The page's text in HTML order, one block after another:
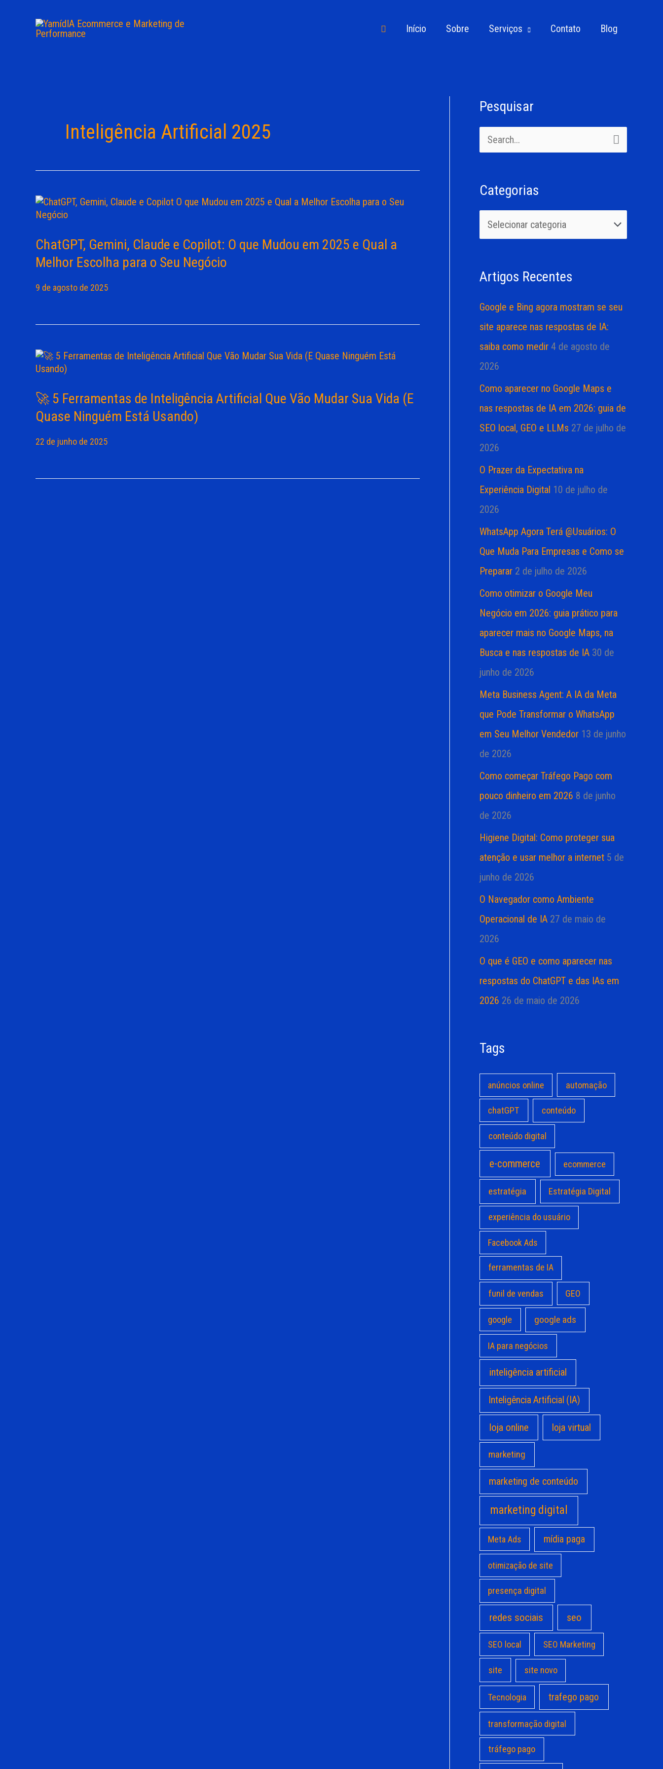
PesquisarInício Sobre Serviços Contato Blog
Inteligência Artificial 2025
ChatGPT, Gemini, Claude e Copilot: O que Mudou em 2025 e Qual a
Melhor Escolha para o Seu Negócio
9 de agosto de 2025
🚀 5 Ferramentas de Inteligência Artificial Que Vão Mudar Sua Vida (E
Quase Ninguém Está Usando)
22 de junho de 2025
Pesquisar
s
i
a
r
r
Categorias
C
a
g
sArtigos Recentes
Google e Bing agora mostram se seu
site aparece nas respostas de IA:
saiba como medir 4 de agosto de
2026
Como aparecer no Google Maps e
nas respostas de IA em 2026: guia de
SEO local, GEO e LLMs 27 de julho de
2026
O Prazer da Expectativa na
Experiência Digital 10 de julho de
2026
WhatsApp Agora Terá @Usuários: O
Que Muda Para Empresas e Como se
Preparar 2 de julho de 2026
Como otimizar o Google Meu
Negócio em 2026: guia prático para
aparecer mais no Google Maps, na
Busca e nas respostas de IA 30 de
junho de 2026
Meta Business Agent: A IA da Meta
que Pode Transformar o WhatsApp
em Seu Melhor Vendedor 13 de junho
de 2026
Como começar Tráfego Pago com
pouco dinheiro em 2026 8 de junho
de 2026
Higiene Digital: Como proteger sua
atenção e usar melhor a internet 5 de
junho de 2026
O Navegador como Ambiente
Operacional de IA 27 de maio de
2026
O que é GEO e como aparecer nas
respostas do ChatGPT e das IAs em
2026 26 de maio de 2026
Tags
anúncios online automação
chatGPT conteúdo
conteúdo digital
e-commerce ecommerce
estratégia Estratégia Digital
experiência do usuário
Facebook Ads
ferramentas de IA
funil de vendas GEO
google google ads
IA para negócios
inteligência artificial
Inteligência Artificial (IA)
loja online loja virtual
marketing
marketing de conteúdo
marketing digital
Meta Ads mídia paga
otimização de site
presença digital
redes sociais seo
SEO local SEO Marketing
site site novo
Tecnologia trafego pago
transformação digital
tráfego pago